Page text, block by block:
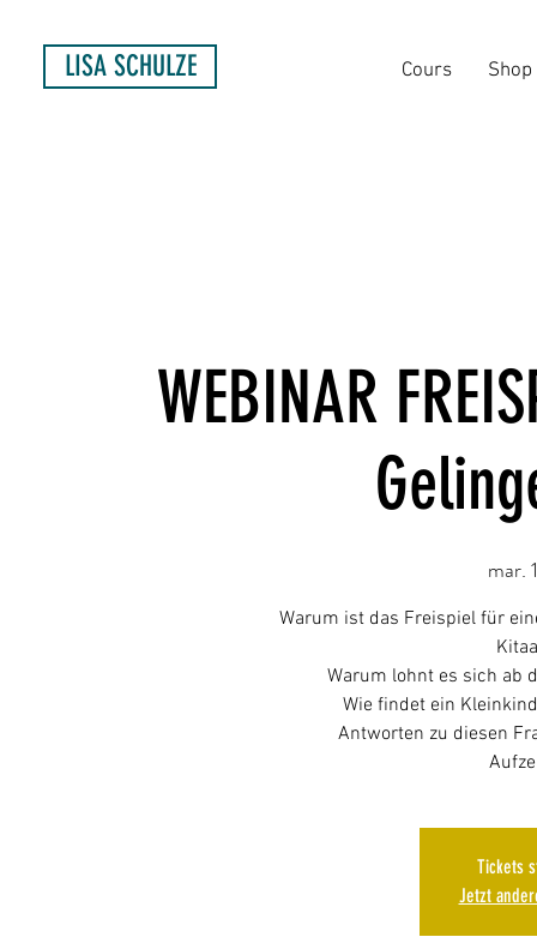
Cours Shop
LISA SCHULZE
WEBINAR
mar.
Warum ist das Freispiel für
Warum lohnt es sich ab
Wie findet ein
Antworten zu diesen
Tickets
Jetzt